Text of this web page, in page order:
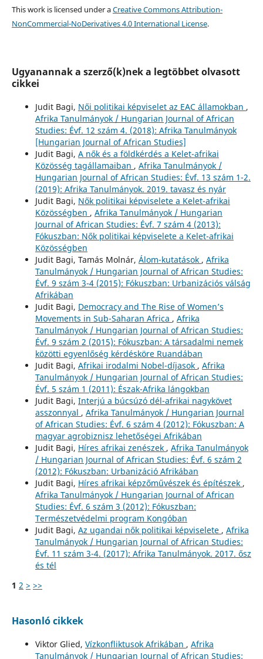
This work is licensed under aCreative Commons Attribution-
NonCommercial-NoDerivatives 4.0 International License.
Ugyanannak a szerző(k)nek a legtöbbet olvasott
cikkei
Judit Bagi, Női politikai képviselet az EAC államokban ,
Afrika Tanulmányok / Hungarian Journal of African
Studies: Évf. 12 szám 4. (2018): Afrika Tanulmányok
[Hungarian Journal of African Studies]
Judit Bagi, A nők és a földkérdés a Kelet-afrikai
Közösség tagállamaiban , Afrika Tanulmányok /
Hungarian Journal of African Studies: Évf. 13 szám 1-2.
(2019): Afrika Tanulmányok. 2019. tavasz és nyár
Judit Bagi, Nők politikai képviselete a Kelet-afrikai
Közösségben , Afrika Tanulmányok / Hungarian
Journal of African Studies: Évf. 7 szám 4 (2013):
Fókuszban: Nők politikai képviselete a Kelet-afrikai
Közösségben
Judit Bagi, Tamás Molnár, Álom-kutatások , Afrika
Tanulmányok / Hungarian Journal of African Studies:
Évf. 9 szám 3-4 (2015): Fókuszban: Urbanizációs válság
Afrikában
Judit Bagi, Democracy and The Rise of Women’s
Movements in Sub-Saharan Africa , Afrika
Tanulmányok / Hungarian Journal of African Studies:
Évf. 9 szám 2 (2015): Fókuszban: A társadalmi nemek
közötti egyenlőség kérdésköre Ruandában
Judit Bagi, Afrikai irodalmi Nobel-díjasok , Afrika
Tanulmányok / Hungarian Journal of African Studies:
Évf. 5 szám 1 (2011): Észak-Afrika lángokban
Judit Bagi, Interjú a búcsúzó dél-afrikai nagykövet
asszonnyal , Afrika Tanulmányok / Hungarian Journal
of African Studies: Évf. 6 szám 4 (2012): Fókuszban: A
magyar agrobiznisz lehetőségei Afrikában
Judit Bagi, Híres afrikai zenészek , Afrika Tanulmányok
/ Hungarian Journal of African Studies: Évf. 6 szám 2
(2012): Fókuszban: Urbanizáció Afrikában
Judit Bagi, Híres afrikai képzőművészek és építészek ,
Afrika Tanulmányok / Hungarian Journal of African
Studies: Évf. 6 szám 3 (2012): Fókuszban:
Természetvédelmi program Kongóban
Judit Bagi, Az ugandai nők politikai képviselete , Afrika
Tanulmányok / Hungarian Journal of African Studies:
Évf. 11 szám 3-4. (2017): Afrika Tanulmányok. 2017. ősz
és tél
1 2 > >>
Hasonló cikkek
Viktor Glied, Vízkonfliktusok Afrikában , Afrika
Tanulmányok / Hungarian Journal of African Studies: